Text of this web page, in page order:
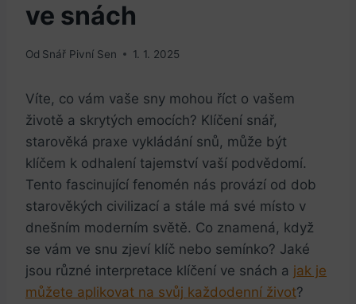
ve snách
Od Snář Pivní Sen 1. 1. 2025
Víte, co vám vaše sny mohou říct o vašem
životě a skrytých emocích? Klíčení snář,
starověká praxe vykládání snů, může být
klíčem k odhalení tajemství vaší podvědomí.
Tento fascinující fenomén nás provází od dob
starověkých civilizací a stále má své místo v
dnešním moderním světě. Co znamená, když
se vám ve snu zjeví klíč nebo semínko? Jaké
jsou různé interpretace klíčení ve snách a jak je
můžete aplikovat na svůj každodenní život?